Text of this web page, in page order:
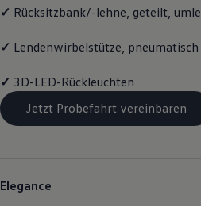
✓ Rücksitzbank/-lehne, geteilt,
✓ Lendenwirbelstütze,
✓ 3D-LED-Rückleuchten
Jetzt Probefahrt vereinbaren
Elegance